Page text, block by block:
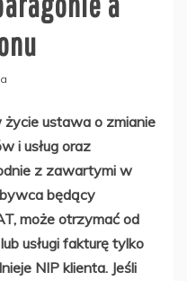
ustawa o zmianie
i usług oraz
z zawartymi w
będący
może otrzymać od
usługi fakturę tylko
NIP klienta. Jeśli